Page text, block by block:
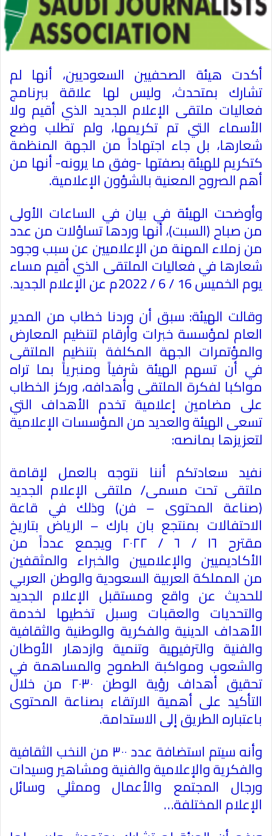
أكدت هيئة الصحفيين السعوديين، أنها لم
تشارك بمتحدث، وليس لها علاقة ببرنامج
فعاليات ملتقى الإعلام الجديد الذي أقيم ولا
الأسماء التي تم تكريمها، ولم تطلب وضع
شعارها، بل جاء اجتهاداً من الجهة المنظمة
كتكريم للهيئة بصفتها -وفق ما يرونه- أنها من
أهم الصروح المعنية بالشؤون الإعلامية.
وأوضحت الهيئة في بيان في الساعات الأولى
من صباح (السبت)، أنها وردها تساؤلات من عدد
من زملاء المهنة من الإعلاميين عن سبب وجود
شعارها في فعاليات الملتقى الذي أقيم مساء
يوم الخميس 16 / 6 / 2022م عن الإعلام الجديد
.
وقالت الهيئة: سبق أن وردنا خطاب من المدير
العام لمؤسسة خبرات وأرقام لتنظيم المعارض
والمؤتمرات الجهة المكلفة بتنظيم الملتقى
في أن تسهم الهيئة شرفياً ومنبرياً بما تراه
مواكبا لفكرة الملتقى وأهدافه، وركز الخطاب
على مضامين إعلامية تخدم الأهداف التي
تسعى الهيئة والعديد من المؤسسات الإعلامية
لتعزيزها بمانصه:
نفيد سعادتكم أننا نتوجه بالعمل لإقامة
ملتقى تحت مسمى/ ملتقى الإعلام الجديد
(صناعة المحتوى – فن) وذلك في قاعة
الاحتفالات بمنتجع بان بارك – الرياض بتاريخ
مقترح ١٦ / ٦ / ٢٠٢٢ ويجمع عدداً من
الأكاديميين والإعلاميين والخبراء والمثقفين
من المملكة العربية السعودية والوطن العربي
للحديث عن واقع ومستقبل الإعلام الجديد
والتحديات والعقبات وسبل تخطيها لخدمة
الأهداف الدينية والفكرية والوطنية والثقافية
والفنية والترفيهية وتنمية وازدهار الأوطان
والشعوب ومواكبة الطموح والمساهمة في
تحقيق أهداف رؤية الوطن ٢٠٣٠ من خلال
التأكيد على أهمية الارتقاء بصناعة المحتوى
باعتباره الطريق إلى الاستدامة.
وأنه سيتم استضافة عدد ٣٠٠ من النخب الثقافية
والفكرية والإعلامية والفنية ومشاهير وسيدات
ورجال المجتمع والأعمال وممثلي وسائل
الإعلام المختلفة…